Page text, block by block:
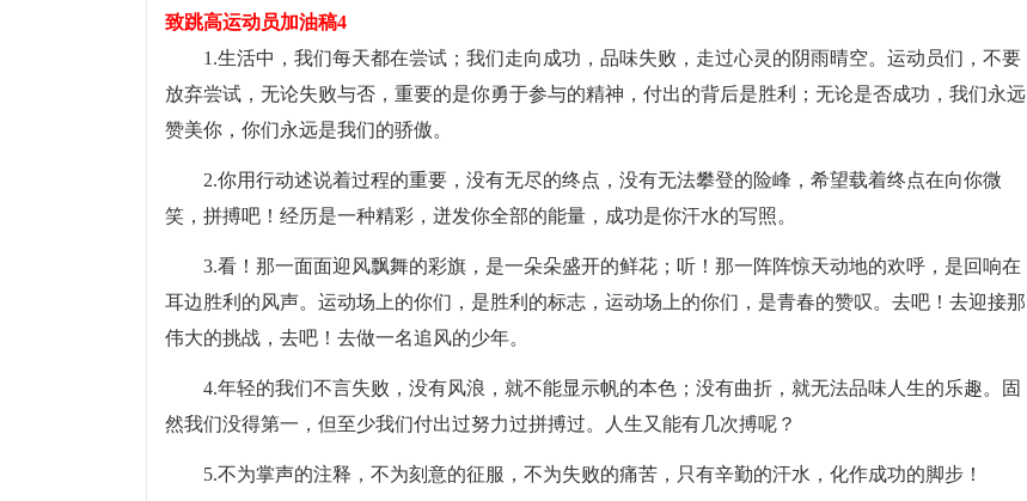
致跳高运动员加油稿4
1.生活中，我们每天都在尝试；我们走向成功，品味失败，走过心灵的阴雨晴空。运动员们，不要
放弃尝试，无论失败与否，重要的是你勇于参与的精神，付出的背后是胜利；无论是否成功，我们永远
赞美你，你们永远是我们的骄傲。
2.你用行动述说着过程的重要，没有无尽的终点，没有无法攀登的险峰，希望载着终点在向你微
笑，拼搏吧！经历是一种精彩，迸发你全部的能量，成功是你汗水的写照。
3.看！那一面面迎风飘舞的彩旗，是一朵朵盛开的鲜花；听！那一阵阵惊天动地的欢呼，是回响在
耳边胜利的风声。运动场上的你们，是胜利的标志，运动场上的你们，是青春的赞叹。去吧！去迎接那
伟大的挑战，去吧！去做一名追风的少年。
4.年轻的我们不言失败，没有风浪，就不能显示帆的本色；没有曲折，就无法品味人生的乐趣。固
然我们没得第一，但至少我们付出过努力过拼搏过。人生又能有几次搏呢？
5.不为掌声的注释，不为刻意的征服，不为失败的痛苦，只有辛勤的汗水，化作成功的脚步！